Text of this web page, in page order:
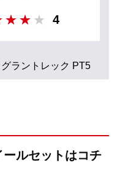
4
ラントレック PT5
ルセットはコチ